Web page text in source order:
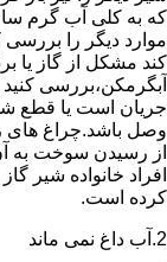
که به کلی آب گرم
موارد دیگر را بررسی
کند مشکل از گاز یا
آبگرمکن،بررسی
جریان است یا قطع
وصل باشد.چراغ های
از رسیدن سوخت به
افراد خانواده شیر
کرده است.
2.آب داغ نمی ماند